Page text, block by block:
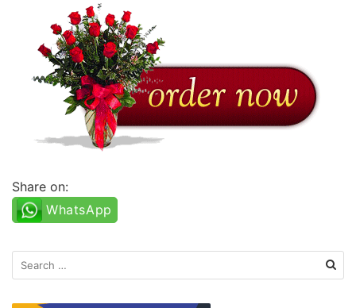
Share on:
WhatsApp
Search
for: